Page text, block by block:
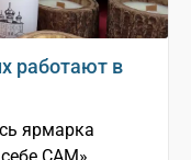
работают в
ярмарка